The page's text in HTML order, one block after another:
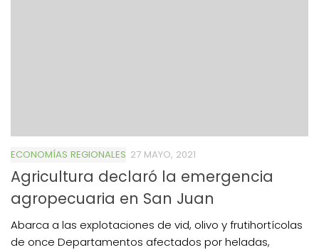
ECONOMÍAS REGIONALES 27 MAYO, 2021
Agricultura declaró la emergencia
agropecuaria en San Juan
Abarca a las explotaciones de vid, olivo y frutihortícolas
de once Departamentos afectados por heladas,